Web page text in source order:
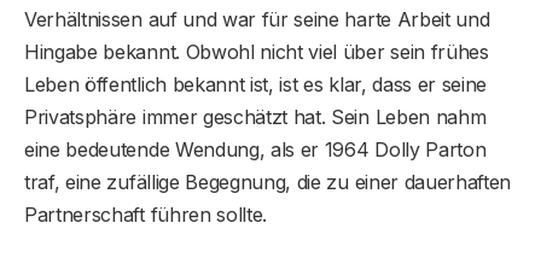
Verhältnissen auf und war für seine harte Arbeit und
Hingabe bekannt. Obwohl nicht viel über sein frühes
Leben öffentlich bekannt ist, ist es klar, dass er seine
Privatsphäre immer geschätzt hat. Sein Leben nahm
eine bedeutende Wendung, als er 1964 Dolly Parton
traf, eine zufällige Begegnung, die zu einer dauerhaften
Partnerschaft führen sollte.